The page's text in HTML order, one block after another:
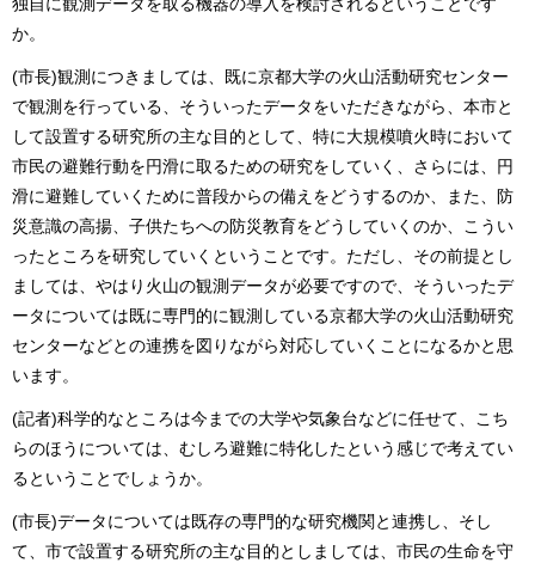
か。
(市長)観測につきましては、既に京都大学の火山活動研究センター
で観測を行っている、そういったデータをいただきながら、本市と
して設置する研究所の主な目的として、特に大規模噴火時において
市民の避難行動を円滑に取るための研究をしていく、さらには、円
滑に避難していくために普段からの備えをどうするのか、また、防
災意識の高揚、子供たちへの防災教育をどうしていくのか、こうい
ったところを研究していくということです。ただし、その前提とし
ましては、やはり火山の観測データが必要ですので、そういったデ
ータについては既に専門的に観測している京都大学の火山活動研究
センターなどとの連携を図りながら対応していくことになるかと思
います。
(記者)科学的なところは今までの大学や気象台などに任せて、こち
らのほうについては、むしろ避難に特化したという感じで考えてい
るということでしょうか。
(市長)データについては既存の専門的な研究機関と連携し、そし
て、市で設置する研究所の主な目的としましては、市民の生命を守